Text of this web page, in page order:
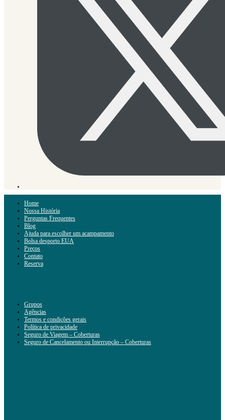
Home
Nossa História
Perguntas Frequentes
Blog
Ajuda para escolher um acampamento
Bolsa desporto EUA
Preços
Contato
Reserva
Grupos
Agências
Termos e condições gerais
Política de privacidade
Seguro de Viagem – Coberturas
Seguro de Cancelamento ou Interrupção – Coberturas